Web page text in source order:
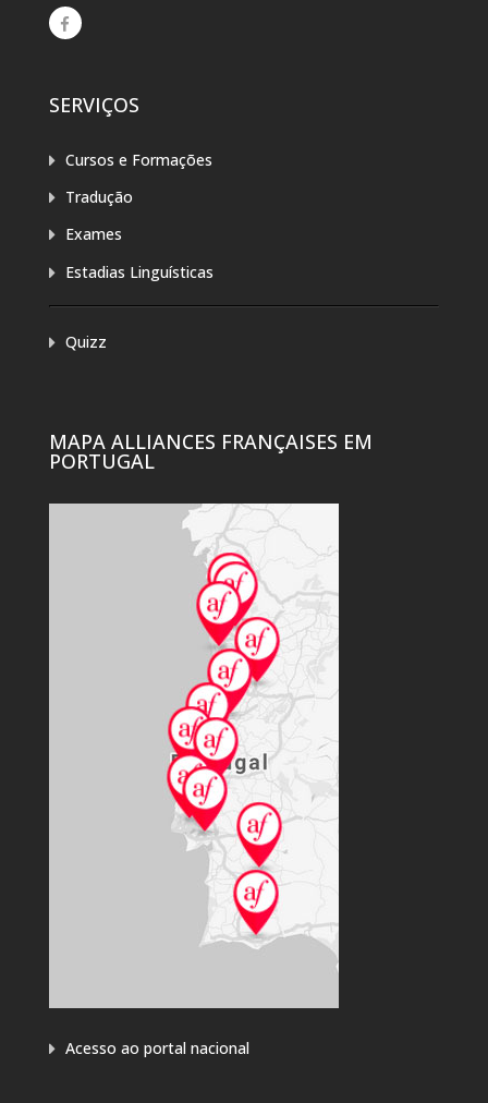
SERVIÇOS
Cursos e Formações
Tradução
Exames
Estadias Linguísticas
Quizz
MAPA ALLIANCES FRANÇAISES EM
PORTUGAL
Acesso ao portal nacional